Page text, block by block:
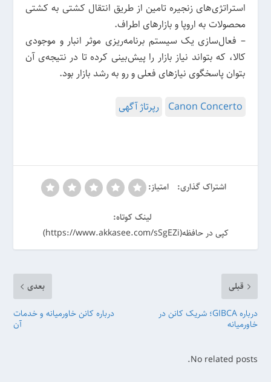
استراتژی‌های زنجیره تامین از طریق انتقال کشتی به کشتی
محصولات به اروپا و بازارهای اطراف.
– فعال‌سازی یک سیستم برنامه‌ریزی موثر انبار و موجودی
کالا، که بتواند نیاز بازار را پیش‌بینی کرده تا در نتیجه‌ی آن
بتوان پاسخگوی نیازهای فعلی و رو به رشد بازار بود.
Canon Concerto رپرتاژ آگهی
اشتراک گذاری: امتیاز:
لینک کوتاه:
کپی در حافظه(https://www.akkasee.com/sSgEZi)
قبلی
درباره GIBCA؛ شریک کانن در
خاورمیانه
بعدی
درباره کانن خاورمیانه و خدمات
آن
No related posts.